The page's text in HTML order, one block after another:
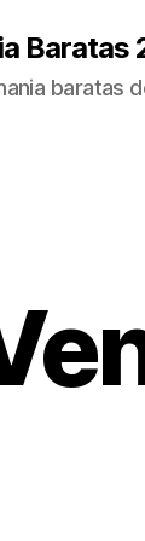
Baratas
baratas